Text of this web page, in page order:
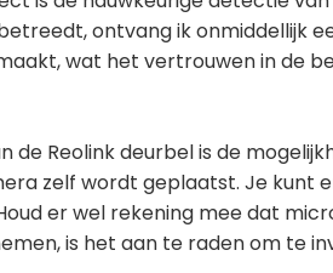
ontvang ik onmiddellijk
wat het vertrouwen in de
de Reolink deurbel is de
zelf wordt geplaatst. Je kunt
er wel rekening mee dat
is het aan te raden om te